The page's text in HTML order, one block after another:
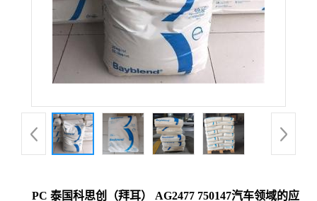
PC 泰国科思创（拜耳） AG2477 750147汽车领域的应